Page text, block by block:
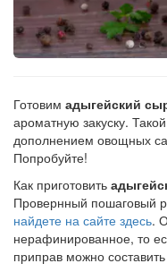
Готовим адыгейский
ароматную закуску.
дополнением овощных
Попробуйте!
Как приготовить
Провернный пошаговый
найдете на сайте здесь.
нерафинированное, то
приправ можно